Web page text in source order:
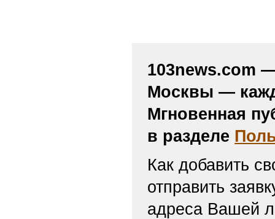
103news.com
Москвы —
Мгновенная
в разделе
Как добавить
отправить
адреса Вашей